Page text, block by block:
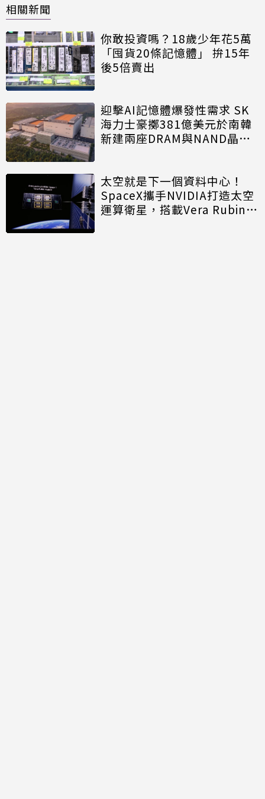
相關新聞
你敢投資嗎？18歲少年花5萬
「囤貨20條記憶體」 拚15年
後5倍賣出
迎擊AI記憶體爆發性需求 SK
海力士豪擲381億美元於南韓
新建兩座DRAM與NAND晶圓
太空就是下一個資料中心！
SpaceX攜手NVIDIA打造太空
運算衛星，搭載Vera Rubin運